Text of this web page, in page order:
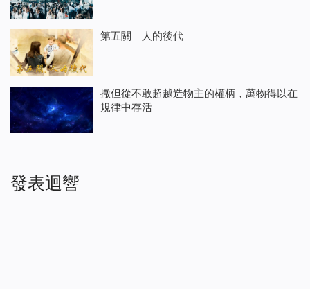
第五關 人的後代
撒但從不敢超越造物主的權柄，萬物得以在
規律中存活
發表迴響